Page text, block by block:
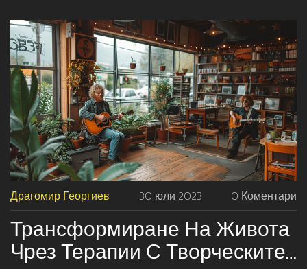
Драгомир Георгиев 30 юли 2023 0 Коментари
Трансформиране На Живота
Чрез Терапии С Творческите